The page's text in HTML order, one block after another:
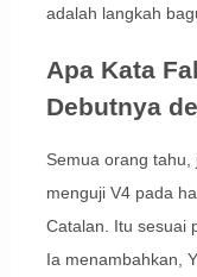
adalah langkah
Apa Kata
Debutnya
Semua orang
menguji V4 pada
Catalan. Itu sesuai
Ia menambahkan,